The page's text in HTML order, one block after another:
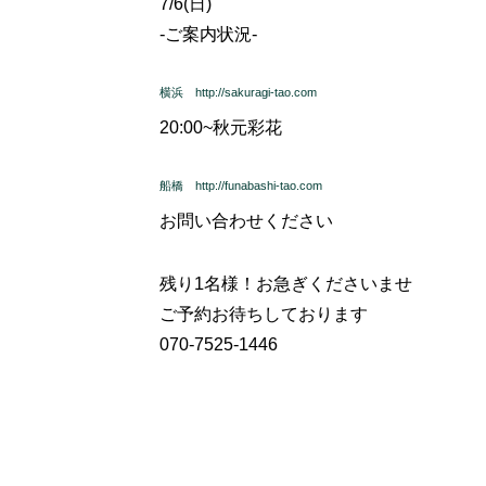
-ご案内状況-
横浜 http://sakuragi-tao.com
20:00~秋元彩花
船橋 http://funabashi-tao.com
お問い合わせください
残り1名様！お急ぎくださいませ
ご予約お待ちしております
070-7525-1446